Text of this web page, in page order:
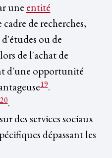
une entité
cadre de recherches,
ou de
de l'achat de
d'une opportunité
19.
20.
des services sociaux
dépassant les